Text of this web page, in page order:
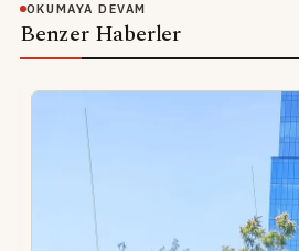
OKUMAYA DEVAM
Benzer Haberler